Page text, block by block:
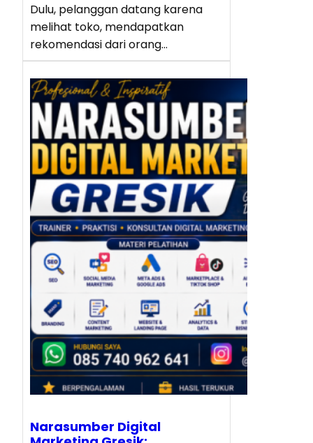
Dulu, pelanggan datang karena
melihat toko, mendapatkan
rekomendasi dari orang…
Narasumber Digital